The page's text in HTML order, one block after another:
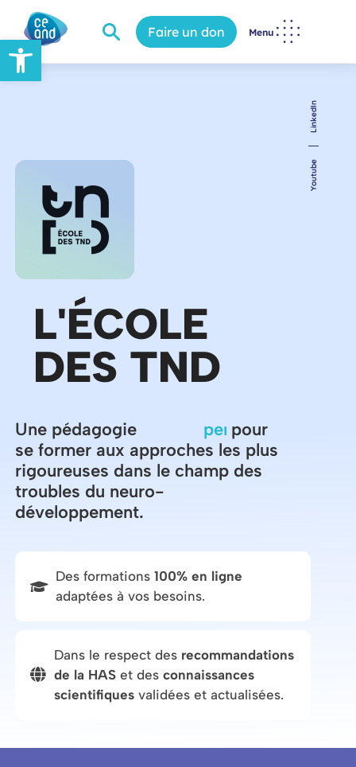
Ouvrir la barre d’outils Faire un don Menu
Youtube
LinkedIn
L'ÉCOLE
DES TND
Une pédagogie inn ovant
pour se
former aux approches les plus
rigoureuses dans le champ des
troubles du neuro-
développement.
Des formations 100% en ligne
adaptées à vos besoins.
Dans le respect des recommandations
de la HAS et des connaissances
scientifiques validées et actualisées.